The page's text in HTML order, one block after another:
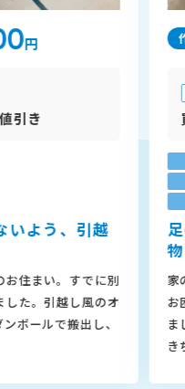
円
引き
いよう、引越
お住まい。すでに別
した。引越し風のオ
ボールで搬出し、
家
お
ま
き